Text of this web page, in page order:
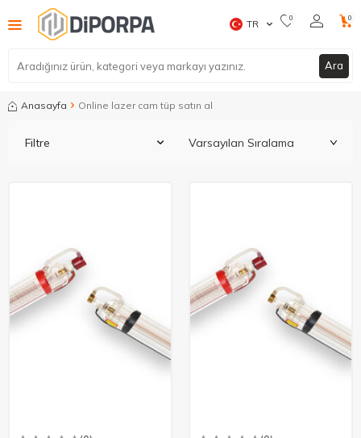
Ara
TR 0 0
Anasayfa Online lazer cam tüp satın al
Filtre